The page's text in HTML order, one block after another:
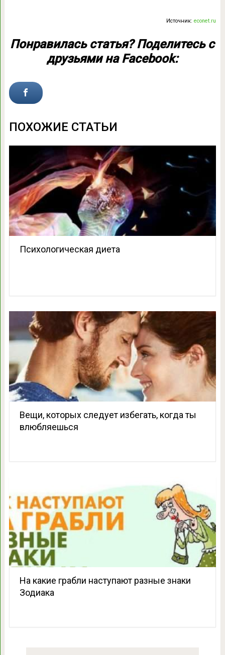
Источник:econet.ru
Понравилась статья? Поделитесь с
друзьями на Facebook:
ПОХОЖИЕ СТАТЬИ
Психологическая диета
Вещи, которых следует избегать, когда ты
влюбляешься
На какие грабли наступают разные знаки
Зодиака